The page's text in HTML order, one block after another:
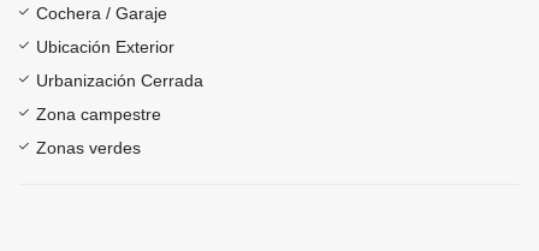
Cochera / Garaje
Ubicación Exterior
Urbanización Cerrada
Zona campestre
Zonas verdes